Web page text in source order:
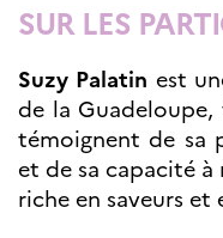
SUR LES
Suzy Palatin est
de la
témoignent de sa
et de sa capacité à
riche en saveurs et